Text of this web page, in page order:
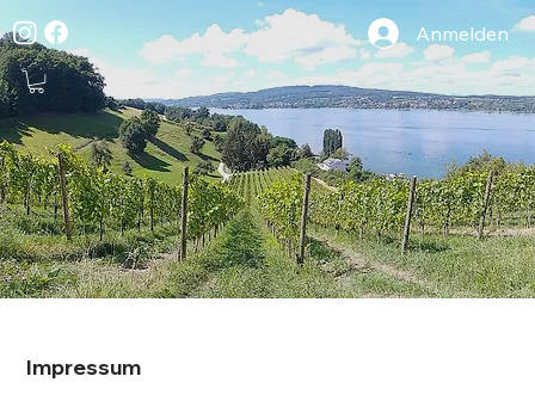
Anmelden
Impressum